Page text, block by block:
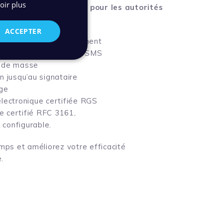
conçue spécialement pour les autorités
et pré positionnement
par courriel ou SMS
masse
jusqu’au signataire
certifiée RGS
certifié RFC 3161,
et améliorez votre efficacité
plus
ACCEPTER